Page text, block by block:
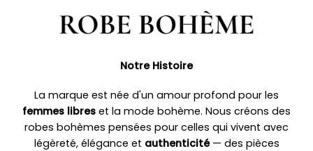
Notre Histoire
La marque est née d'un amour profond pour les
femmes libres et la mode bohème. Nous créons des
robes bohèmes pensées pour celles qui vivent avec
légèreté, élégance et authenticité— des pièces